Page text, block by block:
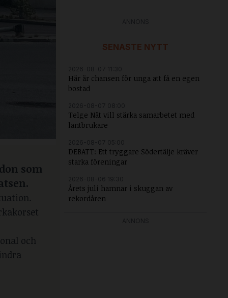
som
och
SENASTE NYTT
Här är chansen för unga att få en egen
bostad
Telge Nät vill stärka samarbetet med
lantbrukare
DEBATT: Ett tryggare Södertälje kräver
starka föreningar
Årets juli hamnar i skuggan av
rekordåren